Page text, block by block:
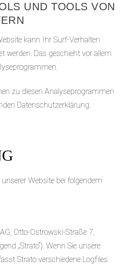
UND TOOLS VON
kann Ihr Surf-Verhalten
werden. Das geschieht vor allem
zu diesen Analyseprogrammen
Datenschutzerklärung.
Website bei folgendem
Otto-Ostrowski-Straße 7,
„Strato“). Wenn Sie unsere
Strato verschiedene Logfiles